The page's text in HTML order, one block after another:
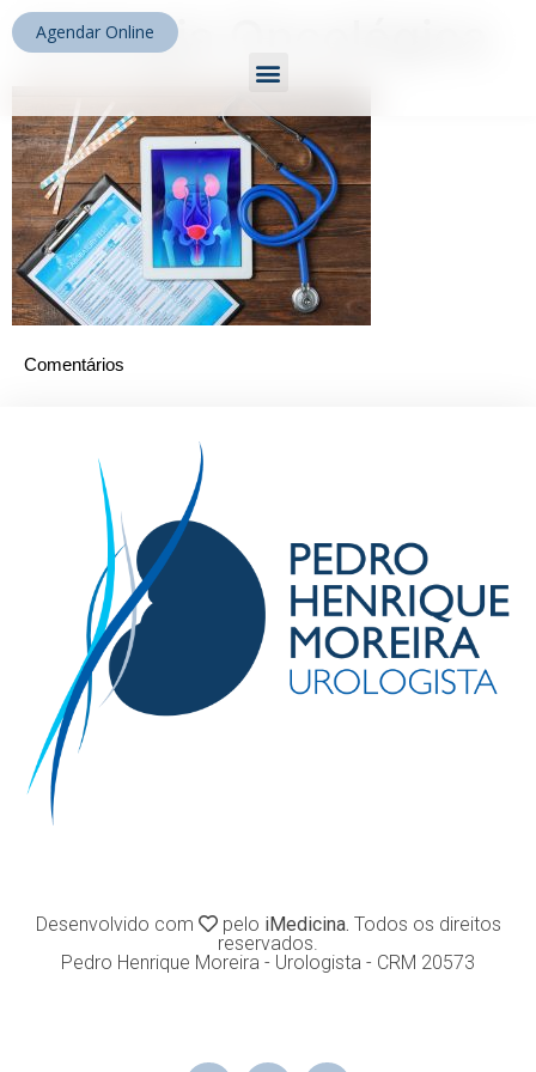
Agendar Online
Urologia Oncológica
Comentários
Desenvolvido com pelo iMedicina. Todos os direitos
reservados.
Pedro Henrique Moreira - Urologista - CRM 20573